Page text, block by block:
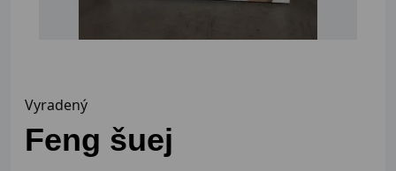
Vyradený
Feng šuej